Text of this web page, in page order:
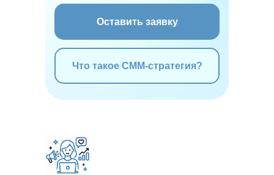
Оставить заявку
Что такое СММ-стратегия?